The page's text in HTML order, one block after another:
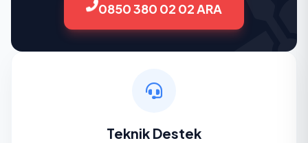
0850 380 02 02 ARA
Teknik Destek